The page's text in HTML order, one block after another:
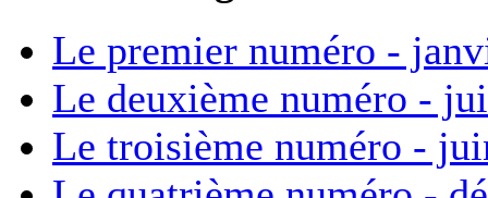
Le premier numéro -
Le deuxième numéro -
Le troisième numéro -